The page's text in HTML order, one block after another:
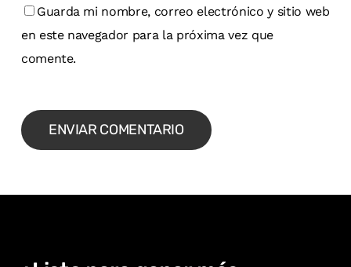
Guarda mi nombre, correo electrónico y sitio web
en este navegador para la próxima vez que
comente.